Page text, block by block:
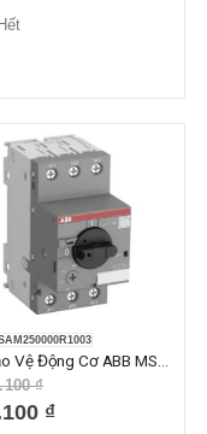
₫
₫